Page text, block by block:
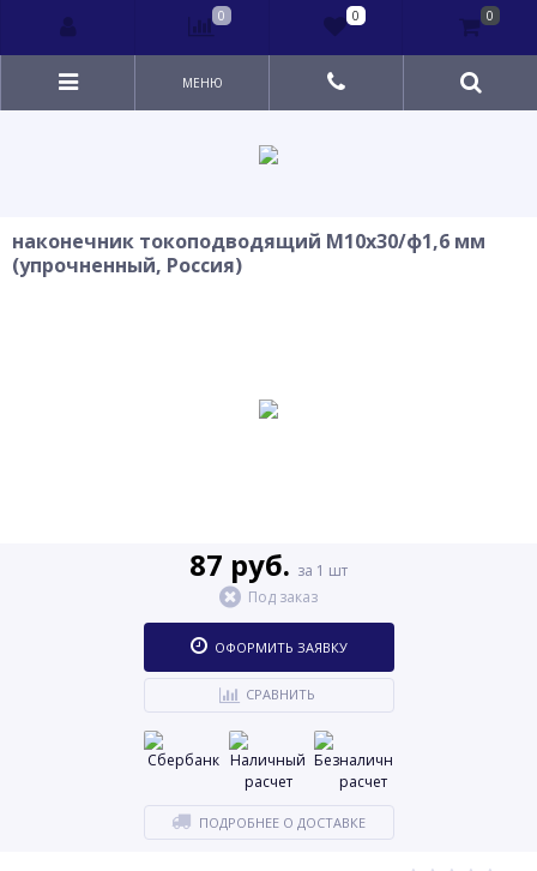
МЕНЮ
наконечник токоподводящий М10х30/ф1,6 мм
(упрочненный, Россия)
87 руб. за 1 шт
Под заказ
ОФОРМИТЬ ЗАЯВКУ
СРАВНИТЬ
ПОДРОБНЕЕ О ДОСТАВКЕ
0 0 0